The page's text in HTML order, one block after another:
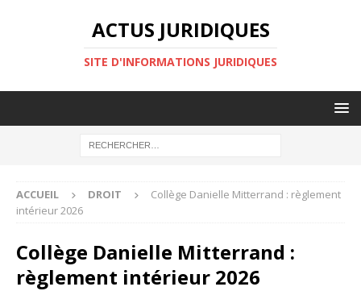
ACTUS JURIDIQUES
SITE D'INFORMATIONS JURIDIQUES
ACCUEIL DROIT
Collège Danielle Mitterrand : règlement
intérieur 2026
Collège Danielle Mitterrand :
règlement intérieur 2026